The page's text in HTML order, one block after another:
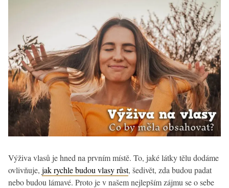
Výživa vlasů je hned na prvním místě. To, jaké látky tělu dodáme
ovlivňuje, jak rychle budou vlasy růst, šedivět, zda budou padat
nebo budou lámavé. Proto je v našem nejlepším zájmu se o sebe